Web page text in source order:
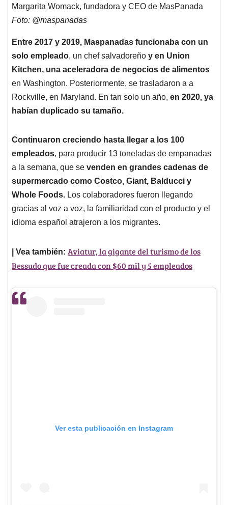
Margarita Womack, fundadora y CEO de MasPanada
Foto: @maspanadas
Entre 2017 y 2019, Maspanadas funcionaba con un
solo empleado, un chef salvadoreño y en Union
Kitchen, una aceleradora de negocios de alimentos
en Washington. Posteriormente, se trasladaron a a
Rockville, en Maryland. En tan solo un año, en 2020, ya
habían duplicado su tamaño.
Continuaron creciendo hasta llegar a los 100
empleados, para producir 13 toneladas de empanadas
a la semana, que se venden en grandes cadenas de
supermercado como Costco, Giant, Balducci y
Whole Foods. Los colaboradores fueron llegando
gracias al voz a voz, la familiaridad con el producto y el
idioma español atrajeron a los migrantes.
| Vea también: Aviatur, la gigante del turismo de los
Bessudo que fue creada con $60 mil y 5 empleados
Ver esta publicación en Instagram